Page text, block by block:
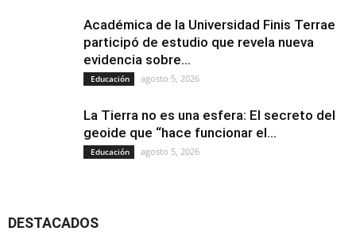
Académica de la Universidad Finis Terrae
participó de estudio que revela nueva
evidencia sobre...
Educación agosto 5, 2026
La Tierra no es una esfera: El secreto del
geoide que “hace funcionar el...
Educación agosto 5, 2026
DESTACADOS